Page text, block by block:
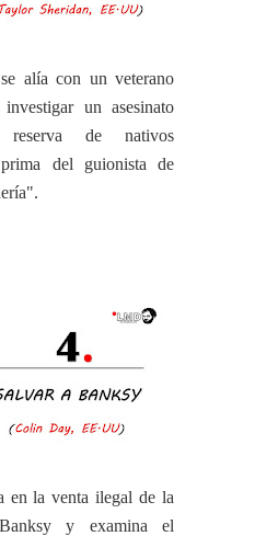
alía con un veterano
un asesinato
de nativos
del guionista de
en la venta ilegal de la
y examina el